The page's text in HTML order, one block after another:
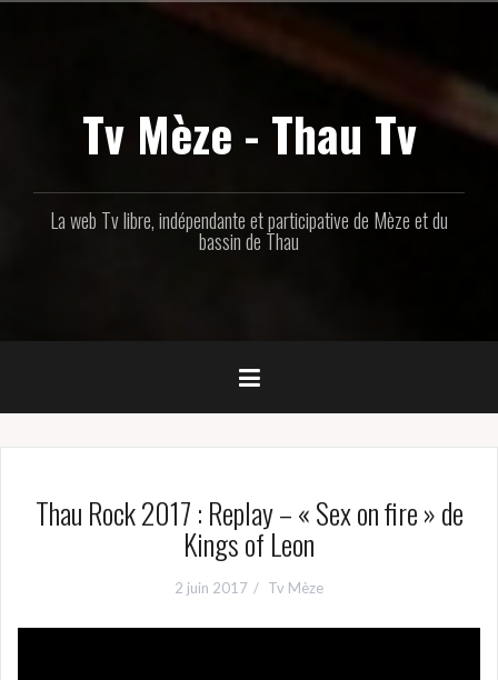
Tv Mèze - Thau Tv
La web Tv libre, indépendante et participative de Mèze et du
bassin de Thau
Thau Rock 2017 : Replay – « Sex on fire » de
Kings of Leon
2 juin 2017 Tv Mèze